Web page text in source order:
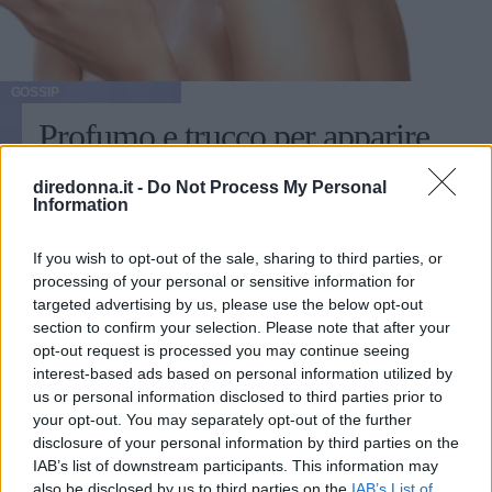
diredonna.it - Do Not Process My Personal
Information
If you wish to opt-out of the sale, sharing to third parties, or
processing of your personal or sensitive information for
targeted advertising by us, please use the below opt-out
section to confirm your selection. Please note that after your
opt-out request is processed you may continue seeing
interest-based ads based on personal information utilized by
us or personal information disclosed to third parties prior to
your opt-out. You may separately opt-out of the further
disclosure of your personal information by third parties on the
IAB’s list of downstream participants. This information may
Profumo e trucco per apparire
irresistibile
una persona, in pochi e poche sapranno che a esso si
dovrebbe abbinare il profumo.
NATASCIA_ALIBANI
MODA
Ispirazioni beauty a tema Very
Peri, il colore Pantone 2022